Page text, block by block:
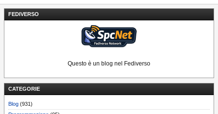
FEDIVERSO
Questo è un blog nel Fediverso
CATEGORIE
Blog (931)